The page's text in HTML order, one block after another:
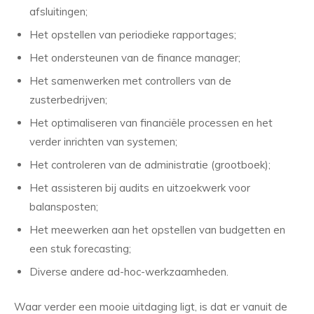
afsluitingen;
Het opstellen van periodieke rapportages;
Het ondersteunen van de finance manager;
Het samenwerken met controllers van de
zusterbedrijven;
Het optimaliseren van financiële processen en het
verder inrichten van systemen;
Het controleren van de administratie (grootboek);
Het assisteren bij audits en uitzoekwerk voor
balansposten;
Het meewerken aan het opstellen van budgetten en
een stuk forecasting;
Diverse andere ad-hoc-werkzaamheden.
Waar verder een mooie uitdaging ligt, is dat er vanuit de